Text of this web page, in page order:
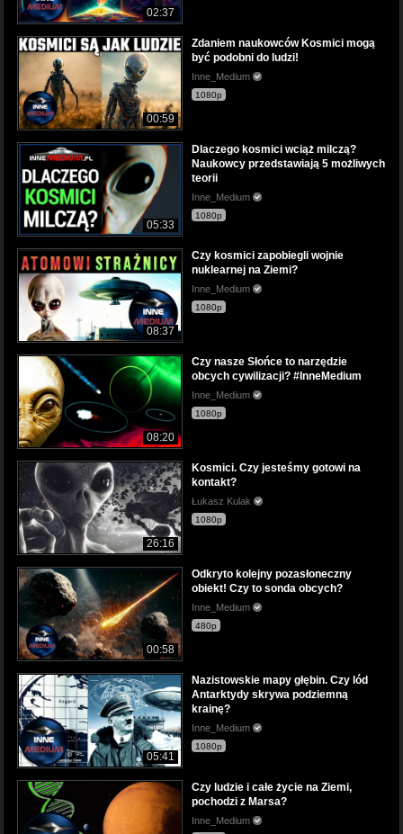
02:37
00:59
Zdaniem naukowców Kosmici mogą
być podobni do ludzi!
Inne_Medium
1080p
05:33
Dlaczego kosmici wciąż milczą?
Naukowcy przedstawiają 5 możliwych
teorii
Inne_Medium
1080p
08:37
Czy kosmici zapobiegli wojnie
nuklearnej na Ziemi?
Inne_Medium
1080p
08:20
Czy nasze Słońce to narzędzie
obcych cywilizacji? #InneMedium
Inne_Medium
1080p
26:16
Kosmici. Czy jesteśmy gotowi na
kontakt?
Łukasz Kulak
1080p
00:58
Odkryto kolejny pozasłoneczny
obiekt! Czy to sonda obcych?
Inne_Medium
480p
05:41
Nazistowskie mapy głębin. Czy lód
Antarktydy skrywa podziemną
krainę?
Inne_Medium
1080p
Czy ludzie i całe życie na Ziemi,
pochodzi z Marsa?
Inne_Medium